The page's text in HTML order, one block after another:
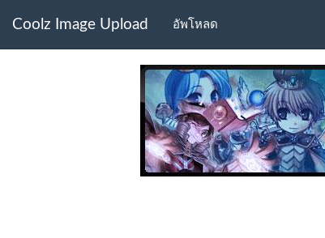
Coolz Image Upload อัพโหลด